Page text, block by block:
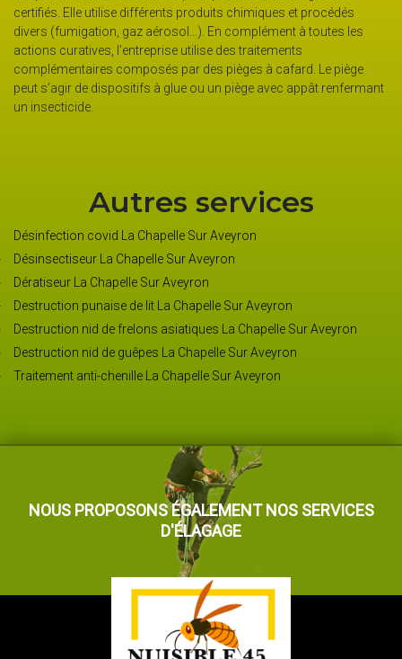
certifiés. Elle utilise différents produits chimiques et procédés
divers (fumigation, gaz aérosol…). En complément à toutes les
actions curatives, l’entreprise utilise des traitements
complémentaires composés par des pièges à cafard. Le piège
peut s’agir de dispositifs à glue ou un piège avec appât renfermant
un insecticide.
Autres services
Désinfection covid La Chapelle Sur Aveyron
Désinsectiseur La Chapelle Sur Aveyron
Dératiseur La Chapelle Sur Aveyron
Destruction punaise de lit La Chapelle Sur Aveyron
Destruction nid de frelons asiatiques La Chapelle Sur Aveyron
Destruction nid de guêpes La Chapelle Sur Aveyron
Traitement anti-chenille La Chapelle Sur Aveyron
NOUS PROPOSONS ÉGALEMENT NOS SERVICES
D'ÉLAGAGE